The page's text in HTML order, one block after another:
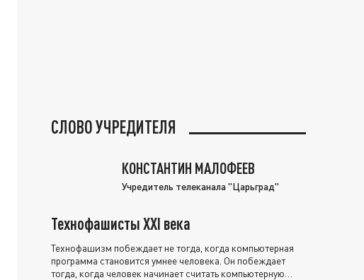
СЛОВО УЧРЕДИТЕЛЯ
КОНСТАНТИН МАЛОФЕЕВ
Учредитель телеканала "Царьград"
Технофашисты XXI века
Технофашизм побеждает не тогда, когда компьютерная
программа становится умнее человека. Он побеждает
тогда, когда человек начинает считать компьютерную